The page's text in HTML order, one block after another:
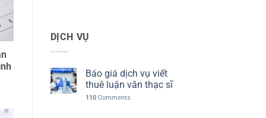
DỊCH VỤ
Báo giá dịch vụ viết
thuê luận văn thạc sĩ
110Comments